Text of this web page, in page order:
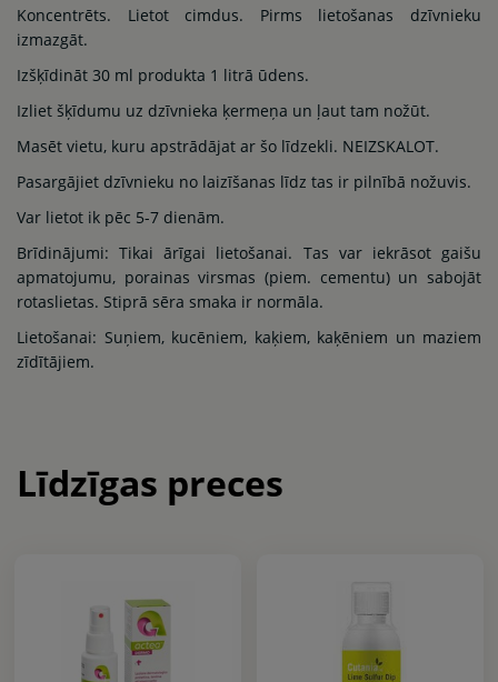
Koncentrēts. Lietot cimdus. Pirms lietošanas dzīvnieku
izmazgāt.
Izšķīdināt 30 ml produkta 1 litrā ūdens.
Izliet šķīdumu uz dzīvnieka ķermeņa un ļaut tam nožūt.
Masēt vietu, kuru apstrādājat ar šo līdzekli. NEIZSKALOT.
Pasargājiet dzīvnieku no laizīšanas līdz tas ir pilnībā nožuvis.
Var lietot ik pēc 5-7 dienām.
Brīdinājumi: Tikai ārīgai lietošanai. Tas var iekrāsot gaišu
apmatojumu, porainas virsmas (piem. cementu) un sabojāt
rotaslietas. Stiprā sēra smaka ir normāla.
Lietošanai: Suņiem, kucēniem, kaķiem, kaķēniem un maziem
zīdītājiem.
Līdzīgas preces